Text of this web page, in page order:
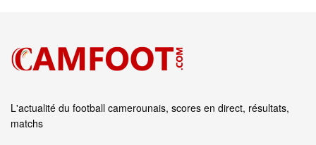
L'actualité du football camerounais, scores en direct, résultats,
matchs